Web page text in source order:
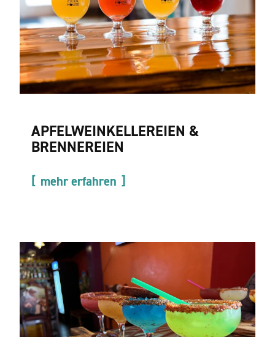
APFELWEINKELLEREIEN &
BRENNEREIEN
mehr erfahren